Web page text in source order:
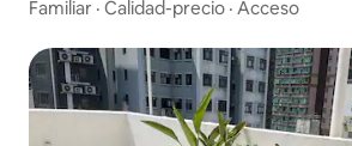
habitaciones, estilo industrial chic
Familiar · Calidad-precio · Acceso